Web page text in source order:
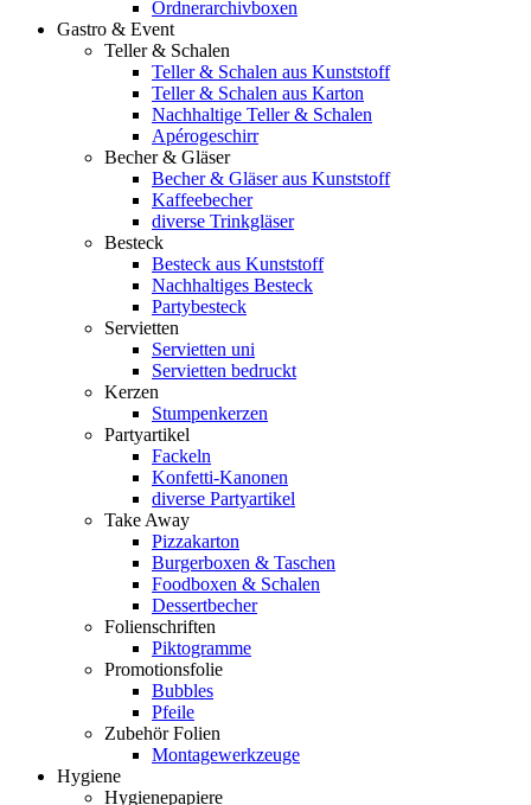
Ordnerarchivboxen
Gastro & Event
Teller & Schalen
Teller & Schalen aus Kunststoff
Teller & Schalen aus Karton
Nachhaltige Teller & Schalen
Apérogeschirr
Becher & Gläser
Becher & Gläser aus Kunststoff
Kaffeebecher
diverse Trinkgläser
Besteck
Besteck aus Kunststoff
Nachhaltiges Besteck
Partybesteck
Servietten
Servietten uni
Servietten bedruckt
Kerzen
Stumpenkerzen
Partyartikel
Fackeln
Konfetti-Kanonen
diverse Partyartikel
Take Away
Pizzakarton
Burgerboxen & Taschen
Foodboxen & Schalen
Dessertbecher
Folienschriften
Piktogramme
Promotionsfolie
Bubbles
Pfeile
Zubehör Folien
Montagewerkzeuge
Hygiene
Hygienepapiere